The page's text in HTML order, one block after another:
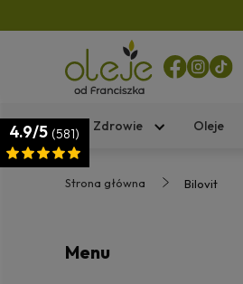
Zdrowie Oleje
Strona główna Bilovit
Menu
4.9/5 (581)